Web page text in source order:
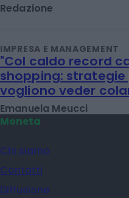
Redazione
IMPRESA E MANAGEMENT
"Col caldo record
shopping: strategie
vogliono veder
Emanuela Meucci
Moneta
Chi siamo
Contatti
Diffusione